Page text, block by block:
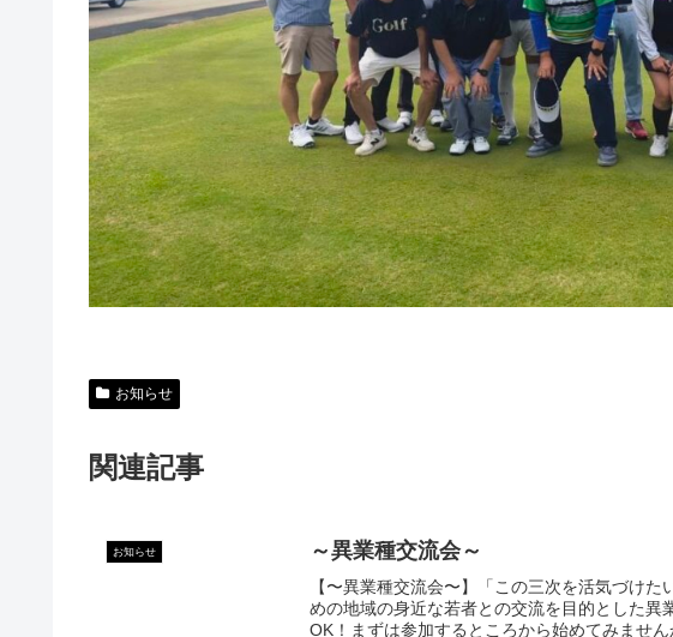
お知らせ
関連記事
お知らせ ～異業種交流会～
【〜異業種交流会〜】「この三次を活気づけ
めの地域の身近な若者との交流を目的とした異
OK！まずは参加するところから始めてみません